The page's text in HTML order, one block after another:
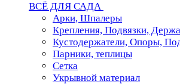
ВСЁ ДЛЯ САДА
Арки, Шпалеры
Крепления, Подвязки,
Кустодержатели, Опоры,
Парники, теплицы
Сетка
Укрывной материал